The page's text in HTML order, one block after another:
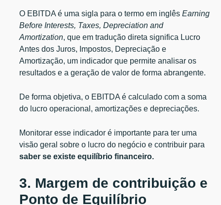
O EBITDA é uma sigla para o termo em inglêsEarning
Before Interests, Taxes, Depreciation and
Amortization, que em tradução direta significa Lucro
Antes dos Juros, Impostos, Depreciação e
Amortização, um indicador que permite analisar os
resultados e a geração de valor de forma abrangente.
De forma objetiva, o EBITDA é calculado com a soma
do lucro operacional, amortizações e depreciações.
Monitorar esse indicador é importante para ter uma
visão geral sobre o lucro do negócio e contribuir para
saber se existe equilíbrio financeiro.
3. Margem de contribuição e
Ponto de Equilíbrio